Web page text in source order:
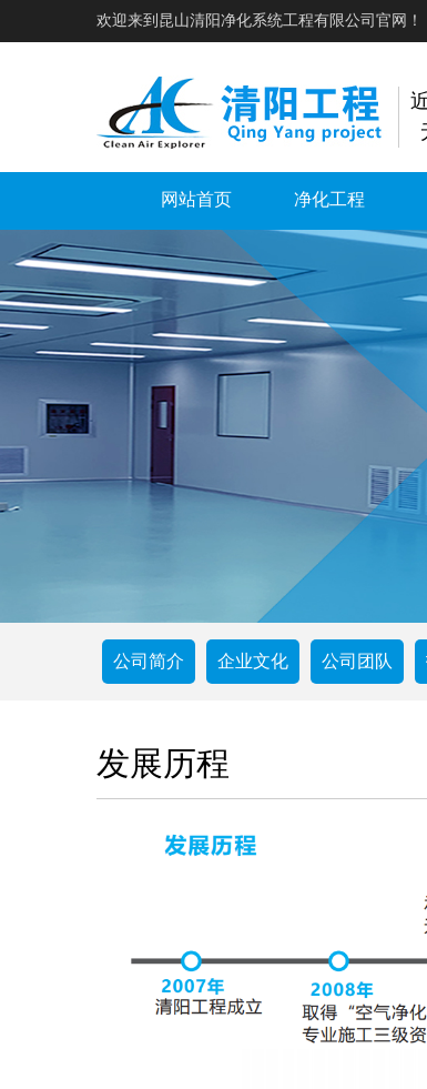
欢迎来到昆山清阳净化系统工程有限公司官网！
网站首页 净化工程
公司简介 企业文化 公司团队
发展历程